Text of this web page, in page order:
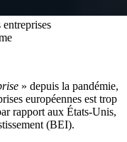
» depuis la pandémie,
européennes est trop
rapport aux États-Unis,
(BEI).